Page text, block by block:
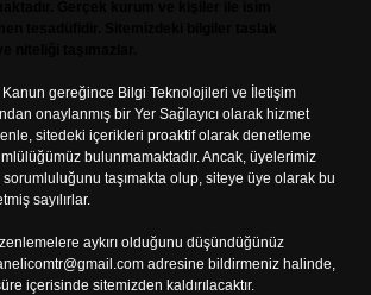
Kanun gereğince Bilgi Teknolojileri ve İletişim
onaylanmış bir Yer Sağlayıcı olarak hizmet
sitedeki içerikleri proaktif olarak denetleme
bulunmamaktadır. Ancak, üyelerimiz
sorumluluğunu taşımakta olup, siteye üye olarak bu
sayılırlar.
aykırı olduğunu düşündüğünüz
adresine bildirmeniz halinde,
içerisinde sitemizden kaldırılacaktır.